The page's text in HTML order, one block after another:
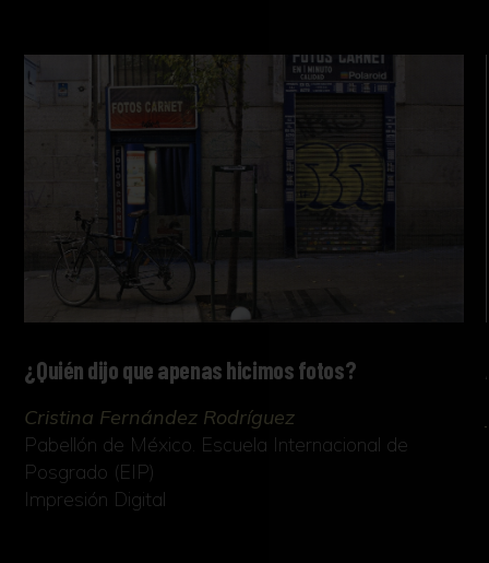
¿Quién dijo que apenas hicimos fotos?
Cristina Fernández Rodríguez
Pabellón de México. Escuela Internacional de
Posgrado (EIP)
Impresión Digital